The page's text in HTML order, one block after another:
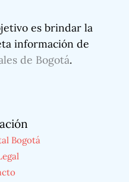
es brindar la
información de
de Bogotá.
Bogotá